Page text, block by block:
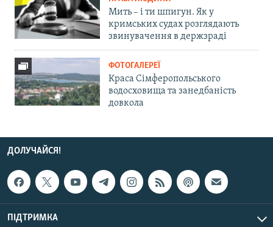
Мить – і ти шпигун. Як у
кримських судах розглядають
звинувачення в держзраді
ФОТОГАЛЕРЕЇ
Краса Сімферопольського
водосховища та занедбаність
довкола
ДОЛУЧАЙСЯ!
ПІДТРИМКА